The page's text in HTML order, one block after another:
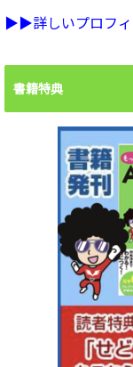
▶︎▶︎詳しいプロフィ
書籍特典